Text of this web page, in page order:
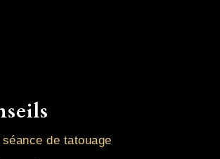
de tatouage